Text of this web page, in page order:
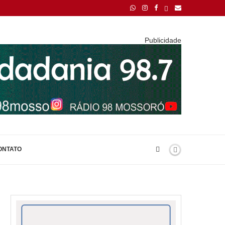
Publicidade